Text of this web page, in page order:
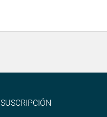
SUSCRIPCIÓN